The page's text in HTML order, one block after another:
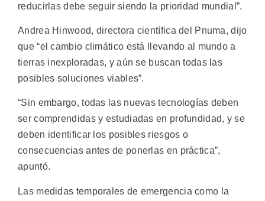
reducirlas debe seguir siendo la prioridad mundial”.
Andrea Hinwood, directora científica del Pnuma, dijo
que “el cambio climático está llevando al mundo a
tierras inexploradas, y aún se buscan todas las
posibles soluciones viables”.
“Sin embargo, todas las nuevas tecnologías deben
ser comprendidas y estudiadas en profundidad, y se
deben identificar los posibles riesgos o
consecuencias antes de ponerlas en práctica”,
apuntó.
Las medidas temporales de emergencia como la